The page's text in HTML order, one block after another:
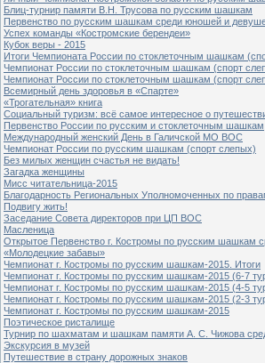
Блиц-турнир памяти В.Н. Трусова по русским шашкам
Первенство по русским шашкам среди юношей и
Успех команды «Костромские берендеи»
Кубок веры - 2015
Итоги Чемпионата России по стоклеточным шашкам
Чемпионат России по стоклеточным шашкам (спорт
Чемпионат России по стоклеточным шашкам (спорт
Всемирный день здоровья в «Спарте»
«Трогательная» книга
Социальный туризм: всё самое интересное о
Первенство России по русским и стоклеточным шашкам
Международный женский День в Галичской МО ВОС
Чемпионат России по русским шашкам (спорт слепых)
Без милых женщин счастья не видать!
Загадка женщины
Мисс читательница-2015
Благодарность Региональных Уполномоченных по
Подвигу жить!
Заседание Совета директоров при ЦП ВОС
Масленица
Открытое Первенство г. Костромы по русским шашкам
«Молодецкие забавы»
Чемпионат г. Костромы по русским шашкам-2015. Итоги
Чемпионат г. Костромы по русским шашкам-2015 (6-7
Чемпионат г. Костромы по русским шашкам-2015 (4-5
Чемпионат г. Костромы по русским шашкам-2015 (2-3
Чемпионат г. Костромы по русским шашкам-2015
Поэтическое ристалище
Турнир по шахматам и шашкам памяти А. С. Чижова
Экскурсия в музей
Путешествие в страну дорожных знаков